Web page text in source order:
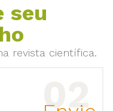
seu
revista científica.